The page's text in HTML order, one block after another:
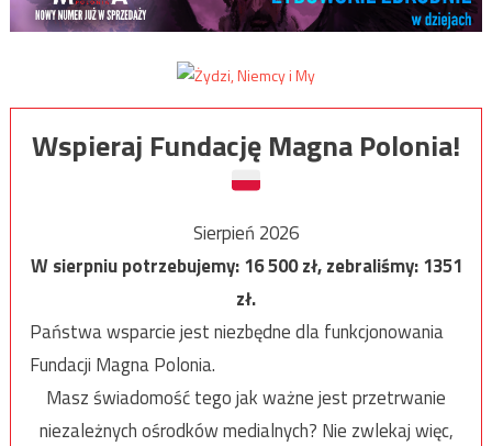
Wspieraj Fundację Magna Polonia!
Sierpień 2026
W sierpniu potrzebujemy:16 500zł, zebraliśmy:1351
zł.
Państwa wsparcie jest niezbędne dla funkcjonowania
Fundacji Magna Polonia.
Masz świadomość tego jak ważne jest przetrwanie
niezależnych ośrodków medialnych? Nie zwlekaj więc,